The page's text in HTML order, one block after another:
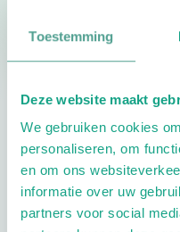
Toestemming
Deze website maakt
We gebruiken cookies
personaliseren, om
en om ons
informatie over uw
partners voor social
Pedicure
pedicure.